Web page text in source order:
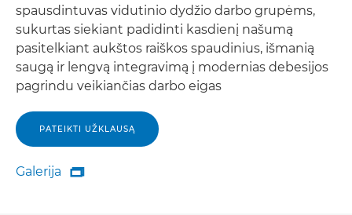
spausdintuvas vidutinio dydžio darbo grupėms,
sukurtas siekiant padidinti kasdienį našumą
pasitelkiant aukštos raiškos spaudinius, išmanią
saugą ir lengvą integravimą į modernias debesijos
pagrindu veikiančias darbo eigas
PATEIKTI UŽKLAUSĄ
Galerija
Galerija
